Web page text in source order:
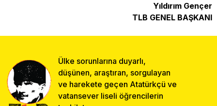
Yıldırım Gençer
TLB GENEL BAŞKANI
Ülke sorunlarına duyarlı,
düşünen, araştıran, sorgulayan
ve harekete geçen Atatürkçü ve
vatansever liseli öğrencilerin